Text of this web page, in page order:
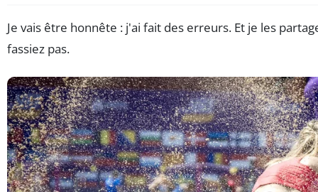
Je vais être honnête : j'ai fait des erreurs. Et je les
fassiez pas.